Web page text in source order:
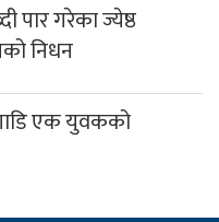
पार गरेका ज्येष्ठ
निधन
एक युवकको